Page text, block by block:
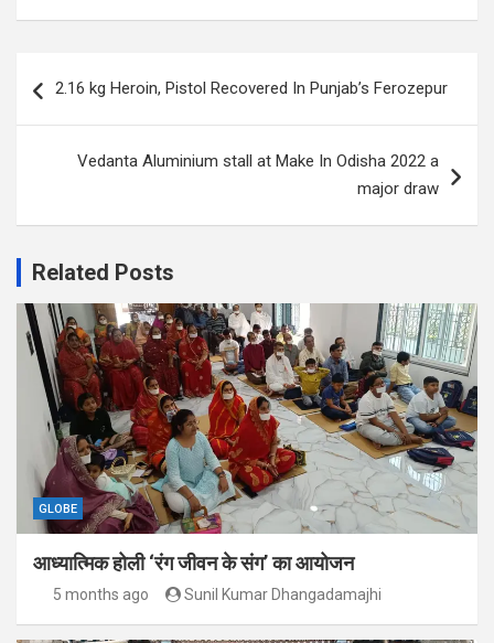
navigation
2.16 kg Heroin, Pistol Recovered In Punjab’s Ferozepur
Vedanta Aluminium stall at Make In Odisha 2022 a
major draw
Related Posts
GLOBE
आध्यात्मिक होली ‘रंग जीवन के संग’ का आयोजन
5 months ago Sunil Kumar Dhangadamajhi